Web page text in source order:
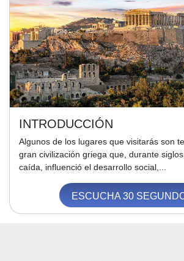
INTRODUCCIÓN
Algunos de los lugares que visitarás son
gran civilización griega que, durante
caída, influenció el desarrollo social,...
ESCUCHA 30